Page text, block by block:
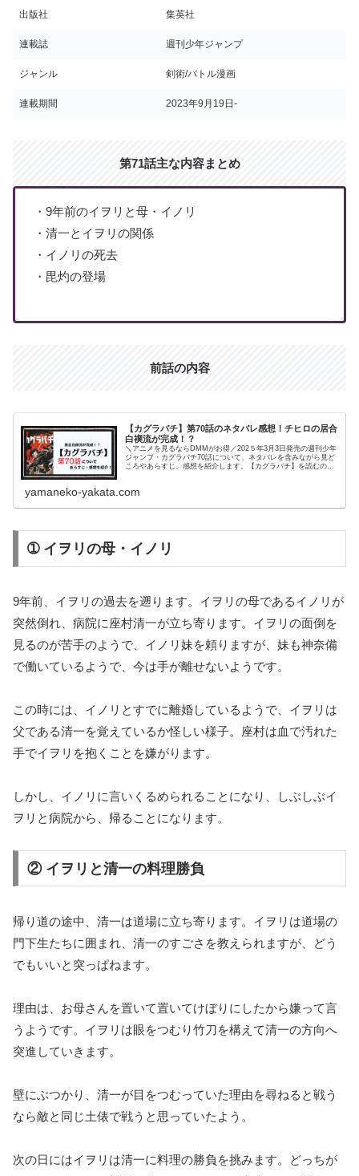
出版社 集英社
連載誌 週刊少年ジャンプ
ジャンル 剣術/バトル漫画
連載期間 2023年9月19日‐
第71話主な内容まとめ
・9年前のイヲリと母・イノリ
・清一とイヲリの関係
・イノリの死去
・毘灼の登場
前話の内容
【カグラバチ】第70話のネタバレ感想！チヒロの居合
白禊流が完成！？
＼アニメを見るならDMMがお得／202５年3月3日発売の週刊少年
ジャンプ・カグラバチ70話について、ネタバレを含みながら見ど
ころやあらすじ、感想を紹介します。【カグラバチ】を読むのが
yamaneko-yakata.com
➀ イヲリの母・イノリ
9年前、イヲリの過去を遡ります。イヲリの母であるイノリが
突然倒れ、病院に座村清一が立ち寄ります。イヲリの面倒を
見るのが苦手のようで、イノリ妹を頼りますが、妹も神奈備
で働いているようで、今は手が離せないようです。
この時には、イノリとすでに離婚しているようで、イヲリは
父である清一を覚えているか怪しい様子。座村は血で汚れた
手でイヲリを抱くことを嫌がります。
しかし、イノリに言いくるめられることになり、しぶしぶイ
ヲリと病院から、帰ることになります。
② イヲリと清一の料理勝負
帰り道の途中、清一は道場に立ち寄ります。イヲリは道場の
門下生たちに囲まれ、清一のすごさを教えられますが、どう
でもいいと突っぱねます。
理由は、お母さんを置いて置いてけぼりにしたから嫌って言
うようです。イヲリは眼をつむり竹刀を構えて清一の方向へ
突進していきます。
壁にぶつかり、清一が目をつむっていた理由を尋ねると戦う
なら敵と同じ土俵で戦うと思っていたよう。
次の日にはイヲリは清一に料理の勝負を挑みます。どっちが